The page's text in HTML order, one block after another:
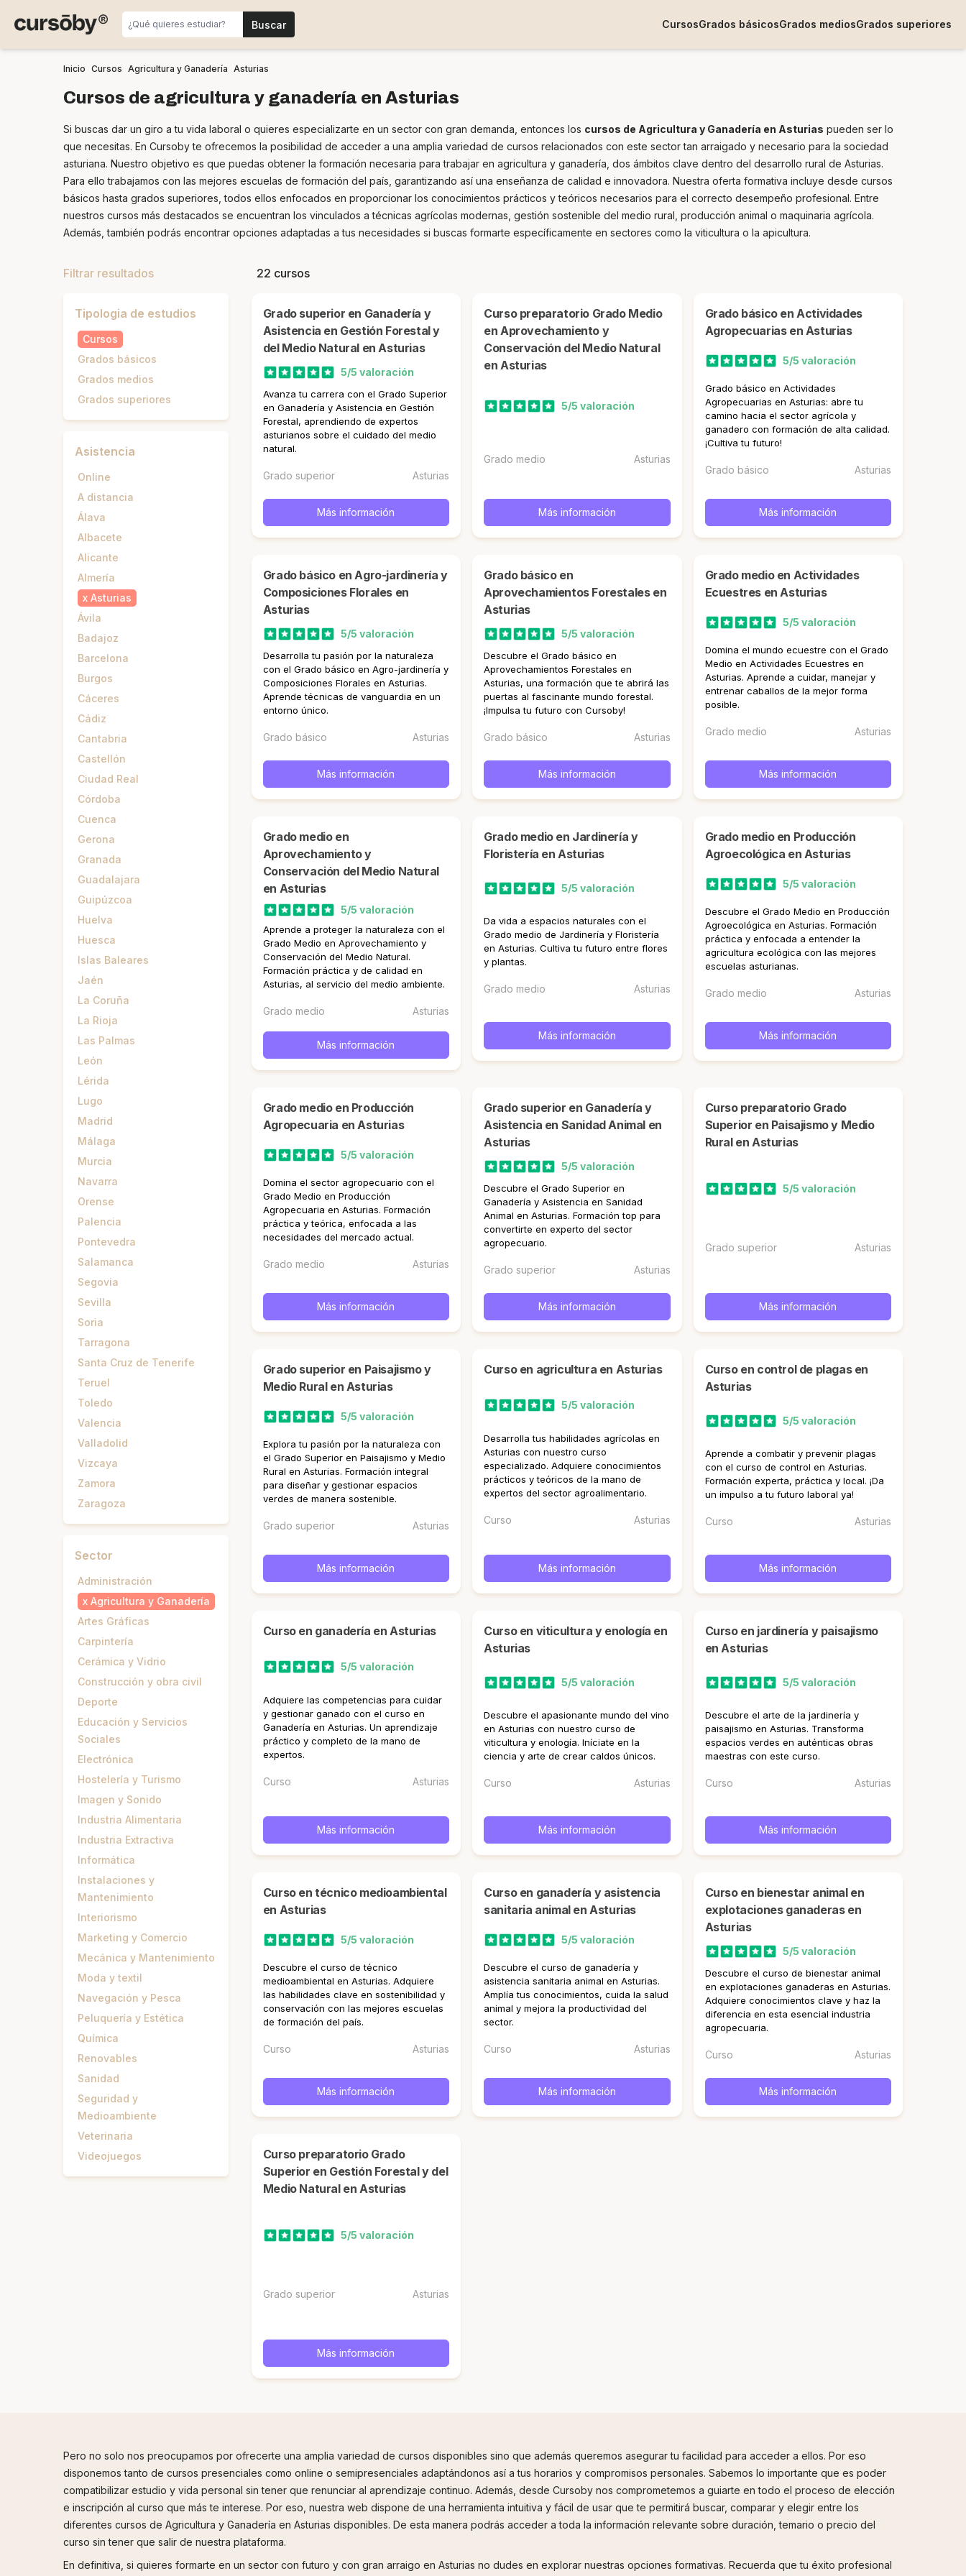
CursosGrados básicosGrados mediosGrados superiores
Inicio Cursos Agricultura y Ganadería Asturias
Cursos de agricultura y ganadería en Asturias
Si buscas dar un giro a tu vida laboral o quieres especializarte en un sector con gran demanda, entonces los cursos de Agricultura y Ganadería en Asturias pueden ser lo
que necesitas. En Cursoby te ofrecemos la posibilidad de acceder a una amplia variedad de cursos relacionados con este sector tan arraigado y necesario para la sociedad
asturiana. Nuestro objetivo es que puedas obtener la formación necesaria para trabajar en agricultura y ganadería, dos ámbitos clave dentro del desarrollo rural de Asturias.
Para ello trabajamos con las mejores escuelas de formación del país, garantizando así una enseñanza de calidad e innovadora. Nuestra oferta formativa incluye desde cursos
básicos hasta grados superiores, todos ellos enfocados en proporcionar los conocimientos prácticos y teóricos necesarios para el correcto desempeño profesional. Entre
nuestros cursos más destacados se encuentran los vinculados a técnicas agrícolas modernas, gestión sostenible del medio rural, producción animal o maquinaria agrícola.
Además, también podrás encontrar opciones adaptadas a tus necesidades si buscas formarte específicamente en sectores como la viticultura o la apicultura.
Filtrar resultados 22 cursos
Tipologia de estudios
Cursos
Grados básicos
Grados medios
Grados superiores
Asistencia
Online
A distancia
Álava
Albacete
Alicante
Almería
x Asturias
Ávila
Badajoz
Barcelona
Burgos
Cáceres
Cádiz
Cantabria
Castellón
Ciudad Real
Córdoba
Cuenca
Gerona
Granada
Guadalajara
Guipúzcoa
Huelva
Huesca
Islas Baleares
Jaén
La Coruña
La Rioja
Las Palmas
León
Lérida
Lugo
Madrid
Málaga
Murcia
Navarra
Orense
Palencia
Pontevedra
Salamanca
Segovia
Sevilla
Soria
Tarragona
Santa Cruz de Tenerife
Teruel
Toledo
Valencia
Valladolid
Vizcaya
Zamora
Zaragoza
Sector
Administración
x Agricultura y Ganadería
Artes Gráficas
Carpintería
Cerámica y Vidrio
Construcción y obra civil
Deporte
Educación y Servicios
Sociales
Electrónica
Hostelería y Turismo
Imagen y Sonido
Industria Alimentaria
Industria Extractiva
Informática
Instalaciones y
Mantenimiento
Interiorismo
Marketing y Comercio
Mecánica y Mantenimiento
Moda y textil
Navegación y Pesca
Peluquería y Estética
Química
Renovables
Sanidad
Seguridad y
Medioambiente
Veterinaria
Videojuegos
Grado superior en Ganadería y
Asistencia en Gestión Forestal y
del Medio Natural en Asturias
5/5 valoración
Avanza tu carrera con el Grado Superior
en Ganadería y Asistencia en Gestión
Forestal, aprendiendo de expertos
asturianos sobre el cuidado del medio
natural.
Grado superior Asturias
Más información
Curso preparatorio Grado Medio
en Aprovechamiento y
Conservación del Medio Natural
en Asturias
5/5 valoración
Grado medio Asturias
Más información
Grado básico en Actividades
Agropecuarias en Asturias
5/5 valoración
Grado básico en Actividades
Agropecuarias en Asturias: abre tu
camino hacia el sector agrícola y
ganadero con formación de alta calidad.
¡Cultiva tu futuro!
Grado básico Asturias
Más información
Grado básico en Agro-jardinería y
Composiciones Florales en
Asturias
5/5 valoración
Desarrolla tu pasión por la naturaleza
con el Grado básico en Agro-jardinería y
Composiciones Florales en Asturias.
Aprende técnicas de vanguardia en un
entorno único.
Grado básico Asturias
Más información
Grado básico en
Aprovechamientos Forestales en
Asturias
5/5 valoración
Descubre el Grado básico en
Aprovechamientos Forestales en
Asturias, una formación que te abrirá las
puertas al fascinante mundo forestal.
¡Impulsa tu futuro con Cursoby!
Grado básico Asturias
Más información
Grado medio en Actividades
Ecuestres en Asturias
5/5 valoración
Domina el mundo ecuestre con el Grado
Medio en Actividades Ecuestres en
Asturias. Aprende a cuidar, manejar y
entrenar caballos de la mejor forma
posible.
Grado medio Asturias
Más información
Grado medio en
Aprovechamiento y
Conservación del Medio Natural
en Asturias
5/5 valoración
Aprende a proteger la naturaleza con el
Grado Medio en Aprovechamiento y
Conservación del Medio Natural.
Formación práctica y de calidad en
Asturias, al servicio del medio ambiente.
Grado medio Asturias
Más información
Grado medio en Jardinería y
Floristería en Asturias
5/5 valoración
Da vida a espacios naturales con el
Grado medio de Jardinería y Floristería
en Asturias. Cultiva tu futuro entre flores
y plantas.
Grado medio Asturias
Más información
Grado medio en Producción
Agroecológica en Asturias
5/5 valoración
Descubre el Grado Medio en Producción
Agroecológica en Asturias. Formación
práctica y enfocada a entender la
agricultura ecológica con las mejores
escuelas asturianas.
Grado medio Asturias
Más información
Grado medio en Producción
Agropecuaria en Asturias
5/5 valoración
Domina el sector agropecuario con el
Grado Medio en Producción
Agropecuaria en Asturias. Formación
práctica y teórica, enfocada a las
necesidades del mercado actual.
Grado medio Asturias
Más información
Grado superior en Ganadería y
Asistencia en Sanidad Animal en
Asturias
5/5 valoración
Descubre el Grado Superior en
Ganadería y Asistencia en Sanidad
Animal en Asturias. Formación top para
convertirte en experto del sector
agropecuario.
Grado superior Asturias
Más información
Curso preparatorio Grado
Superior en Paisajismo y Medio
Rural en Asturias
5/5 valoración
Grado superior Asturias
Más información
Grado superior en Paisajismo y
Medio Rural en Asturias
5/5 valoración
Explora tu pasión por la naturaleza con
el Grado Superior en Paisajismo y Medio
Rural en Asturias. Formación integral
para diseñar y gestionar espacios
verdes de manera sostenible.
Grado superior Asturias
Más información
curso en agricultura en Asturias
5/5 valoración
Desarrolla tus habilidades agrícolas en
Asturias con nuestro curso
especializado. Adquiere conocimientos
prácticos y teóricos de la mano de
expertos del sector agroalimentario.
Curso Asturias
Más información
curso en control de plagas en
Asturias
5/5 valoración
Aprende a combatir y prevenir plagas
con el curso de control en Asturias.
Formación experta, práctica y local. ¡Da
un impulso a tu futuro laboral ya!
Curso Asturias
Más información
curso en ganadería en Asturias
5/5 valoración
Adquiere las competencias para cuidar
y gestionar ganado con el curso en
Ganadería en Asturias. Un aprendizaje
práctico y completo de la mano de
expertos.
Curso Asturias
Más información
curso en viticultura y enología en
Asturias
5/5 valoración
Descubre el apasionante mundo del vino
en Asturias con nuestro curso de
viticultura y enología. Iníciate en la
ciencia y arte de crear caldos únicos.
Curso Asturias
Más información
curso en jardinería y paisajismo
en Asturias
5/5 valoración
Descubre el arte de la jardinería y
paisajismo en Asturias. Transforma
espacios verdes en auténticas obras
maestras con este curso.
Curso Asturias
Más información
curso en técnico medioambiental
en Asturias
5/5 valoración
Descubre el curso de técnico
medioambiental en Asturias. Adquiere
las habilidades clave en sostenibilidad y
conservación con las mejores escuelas
de formación del país.
Curso Asturias
Más información
curso en ganadería y asistencia
sanitaria animal en Asturias
5/5 valoración
Descubre el curso de ganadería y
asistencia sanitaria animal en Asturias.
Amplía tus conocimientos, cuida la salud
animal y mejora la productividad del
sector.
Curso Asturias
Más información
curso en bienestar animal en
explotaciones ganaderas en
Asturias
5/5 valoración
Descubre el curso de bienestar animal
en explotaciones ganaderas en Asturias.
Adquiere conocimientos clave y haz la
diferencia en esta esencial industria
agropecuaria.
Curso Asturias
Más información
Curso preparatorio Grado
Superior en Gestión Forestal y del
Medio Natural en Asturias
5/5 valoración
Grado superior Asturias
Más información
Pero no solo nos preocupamos por ofrecerte una amplia variedad de cursos disponibles sino que además queremos asegurar tu facilidad para acceder a ellos. Por eso
disponemos tanto de cursos presenciales como online o semipresenciales adaptándonos así a tus horarios y compromisos personales. Sabemos lo importante que es poder
compatibilizar estudio y vida personal sin tener que renunciar al aprendizaje continuo. Además, desde Cursoby nos comprometemos a guiarte en todo el proceso de elección
e inscripción al curso que más te interese. Por eso, nuestra web dispone de una herramienta intuitiva y fácil de usar que te permitirá buscar, comparar y elegir entre los
diferentes cursos de Agricultura y Ganadería en Asturias disponibles. De esta manera podrás acceder a toda la información relevante sobre duración, temario o precio del
curso sin tener que salir de nuestra plataforma.
En definitiva, si quieres formarte en un sector con futuro y con gran arraigo en Asturias no dudes en explorar nuestras opciones formativas. Recuerda que tu éxito profesional